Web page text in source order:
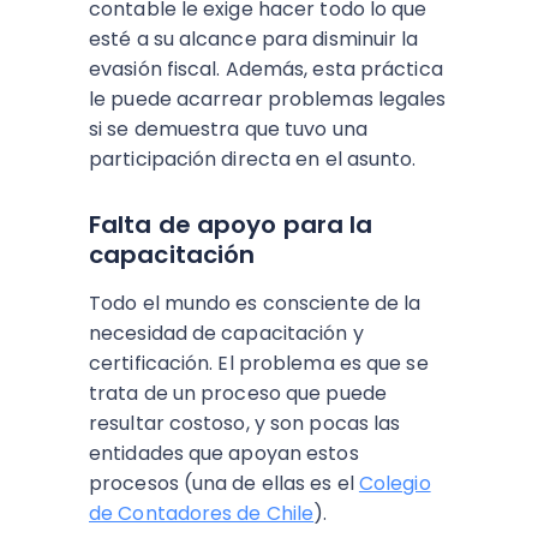
contable le exige hacer todo lo que
esté a su alcance para disminuir la
evasión fiscal. Además, esta práctica
le puede acarrear problemas legales
si se demuestra que tuvo una
participación directa en el asunto.
Falta de apoyo para la
capacitación
Todo el mundo es consciente de la
necesidad de capacitación y
certificación. El problema es que se
trata de un proceso que puede
resultar costoso, y son pocas las
entidades que apoyan estos
procesos (una de ellas es elColegio
de Contadores de Chile).